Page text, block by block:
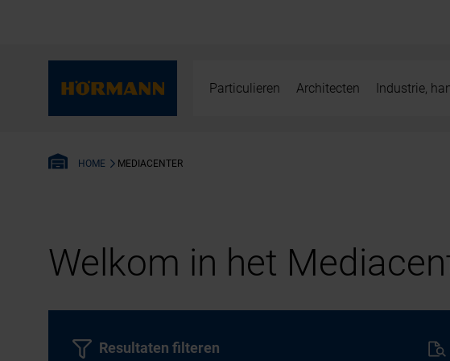
Particulieren Architecten Industrie,
HOME MEDIACENTER
Welkom in het
Resultaten filteren